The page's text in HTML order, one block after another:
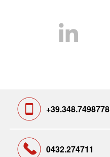
+39.348.7498778
0432.274711